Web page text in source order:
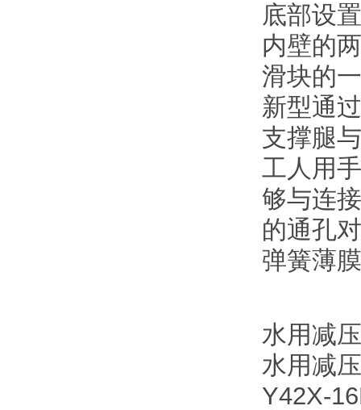
底部设
内壁的
滑块的
新型通
支撑腿
工人用
够与连
的通孔
弹簧薄
水用减
水用减
Y42X-